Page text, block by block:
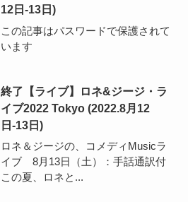
12日-13日)
この記事はパスワードで保護されて
います
終了【ライブ】ロネ&ジージ・ラ
イブ2022 Tokyo (2022.8月12
日-13日)
ロネ＆ジージの、コメディMusicラ
イブ 8月13日（土）：手話通訳付
この夏、ロネと...